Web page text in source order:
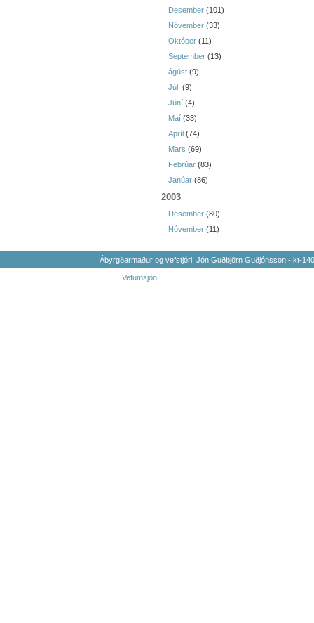
Desember (101)
Nóvember (33)
Október (11)
September (13)
ágúst (9)
Júlí (9)
Júní (4)
Maí (33)
Apríl (74)
Mars (69)
Febrúar (83)
Janúar (86)
2003
Desember (80)
Nóvember (11)
Ábyrgðarmaður og vefstjóri: Jón Guðbjörn Guðjónsson - kt-
Vefumsjón